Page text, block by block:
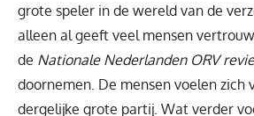
grote speler in de wereld van de
alleen al geeft veel mensen
de Nationale Nederlanden ORV
doornemen. De mensen voelen zich
dergelijke grote partij. Wat verder